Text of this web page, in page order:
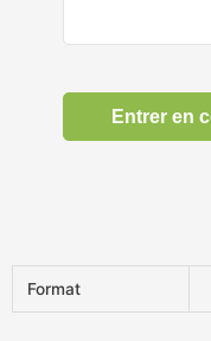
Format